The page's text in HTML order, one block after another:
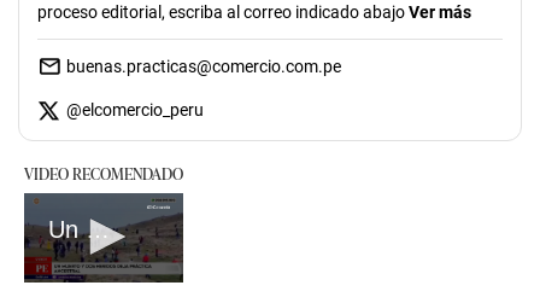
proceso editorial, escriba al correo indicado abajoVer más
buenas.practicas@comercio.com.pe
@elcomercio_peru
VIDEO RECOMENDADO
Un muerto y dos heridos deja práctica ancestral en Cusco